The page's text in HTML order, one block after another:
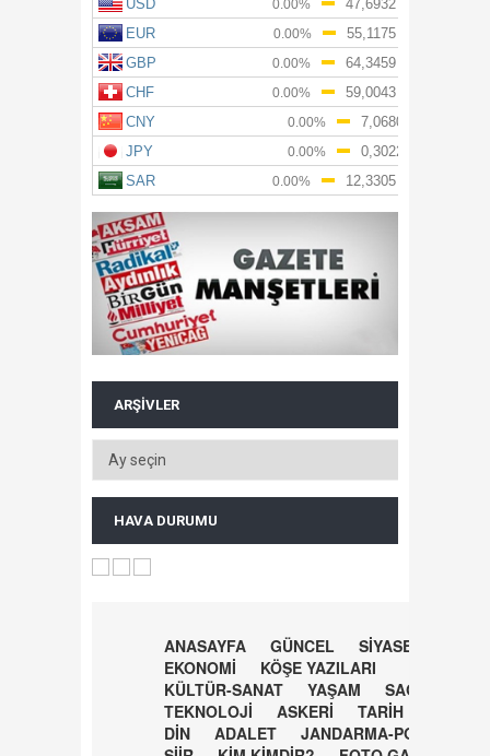
ARŞIVLER
HAVA DURUMU
ANASAYFA GÜNCEL
SİYASET
EKONOMİ
KÖŞE YAZILARI
KÜLTÜR-SANAT
YAŞAM
SAĞLIK
TEKNOLOJİ
ASKERİ
TARİH
DİN
ADALET
JANDARMA-POLİS